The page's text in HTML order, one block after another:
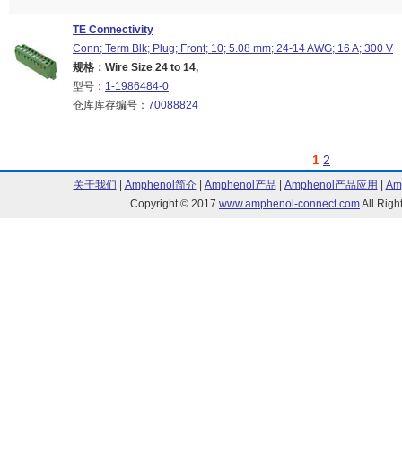
TE Connectivity
Conn; Term Blk; Plug; Front; 10; 5.08 mm; 24-14 AWG; 16 A; 300 V
规格：Wire Size 24 to 14,
型号： 1-1986484-0
仓库库存编号： 70088824
1 2
关于我们 Amphenol简介| Amphenol产品 Amphenol产品应用
Copyright © 2017 www.amphenol-connect.comAll